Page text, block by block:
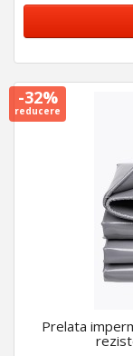
-32%
reducere
Prelata